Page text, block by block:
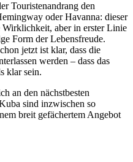
Touristenandrang den
oder Havanna: dieser
aber in erster Linie
Form der Lebensfreude.
jetzt ist klar, dass die
werden – dass das
klar sein.
an den nächstbesten
sind inzwischen so
breit gefächertem Angebot